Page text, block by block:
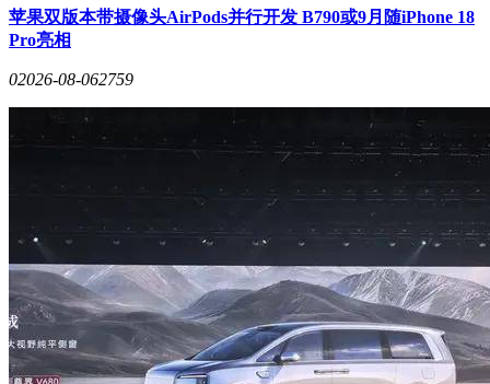
苹果双版本带摄像头AirPods并行开发 B790或9月随iPhone 18
Pro亮相
02026-08-062759